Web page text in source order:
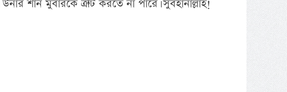
শান মুবারকে ত্রুটি করতে না পারে। সুবহানাল্লাহ!